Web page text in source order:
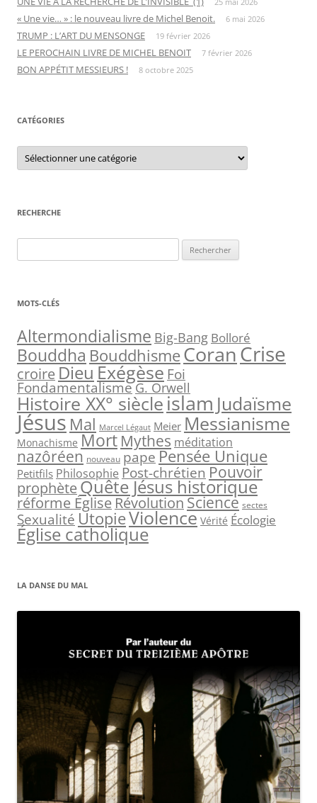
« Une vie… » : le nouveau livre de Michel Benoit. 6 mai 2026
TRUMP : L’ART DU MENSONGE 19 février 2026
LE PEROCHAIN LIVRE DE MICHEL BENOIT 7 février 2026
BON APPÉTIT MESSIEURS ! 8 octobre 2025
CATÉGORIES
C
t
r
i
s
RECHERCHE
e
h
r
c
h
e
r
:
MOTS-CLÉS
Altermondialisme Big-Bang Bolloré
Bouddha BouddhismeCoranCrise
croire DieuExégèse Foi
Fondamentalisme G. Orwell
Histoire XX° siècleislam Judaïsme
Jésus Mal Marcel Légaut Meier Messianisme
Monachisme Mort Mythes méditation
nazôréen nouveau papePensée Unique
Petitfils Philosophie Post-chrétien Pouvoir
prophèteQuête Jésus historique
réforme Église RévolutionScience sectes
Sexualité UtopieViolence Vérité Écologie
Église catholique
LA DANSE DU MAL